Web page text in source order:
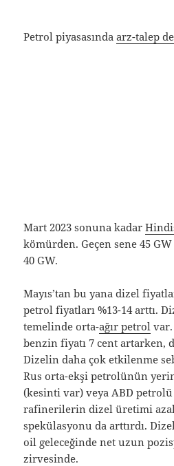
Petrol piyasasındaarz-talep
Mart 2023 sonuna kadar
kömürden. Geçen sene 45
40 GW.
Mayıs’tan bu yana dizel
petrol fiyatları %13-14 arttı.
temelinde orta-ağır petrol var.
benzin fiyatı 7 cent artarken,
Dizelin daha çok etkilenme
Rus orta-ekşi petrolünün
(kesinti var) veya ABD
rafinerilerin dizel üretimi
spekülasyonu da arttırdı.
oil geleceğinde net uzun
zirvesinde.